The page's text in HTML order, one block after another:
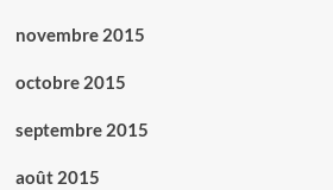
novembre 2015
octobre 2015
septembre 2015
août 2015